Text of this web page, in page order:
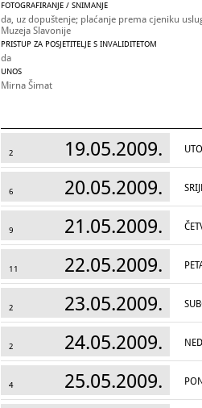
FOTOGRAFIRANJE / SNIMANJE
da, uz dopuštenje; plaćanje prema cjeniku
Muzeja Slavonije
PRISTUP ZA POSJETITELJE S INVALIDITETOM
da
UNOS
Mirna Šimat
2 19.05.2009.
6 20.05.2009.
9 21.05.2009.
11 22.05.2009.
2 23.05.2009.
2 24.05.2009.
4 25.05.2009.